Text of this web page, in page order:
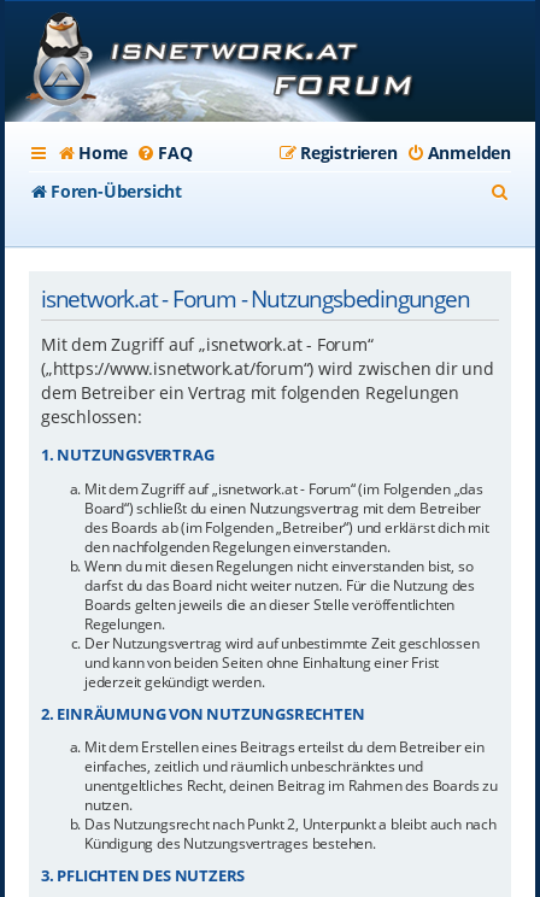
Home FAQ Anmelden
Registrieren
Foren-Übersicht
isnetwork.at - Forum - Nutzungsbedingungen
Mit dem Zugriff auf „isnetwork.at - Forum“
(„https://www.isnetwork.at/forum“) wird zwischen dir und
dem Betreiber ein Vertrag mit folgenden Regelungen
geschlossen:
1. NUTZUNGSVERTRAG
Mit dem Zugriff auf „isnetwork.at - Forum“ (im Folgenden „das
Board“) schließt du einen Nutzungsvertrag mit dem Betreiber
des Boards ab (im Folgenden „Betreiber“) und erklärst dich mit
den nachfolgenden Regelungen einverstanden.
Wenn du mit diesen Regelungen nicht einverstanden bist, so
darfst du das Board nicht weiter nutzen. Für die Nutzung des
Boards gelten jeweils die an dieser Stelle veröffentlichten
Regelungen.
Der Nutzungsvertrag wird auf unbestimmte Zeit geschlossen
und kann von beiden Seiten ohne Einhaltung einer Frist
jederzeit gekündigt werden.
2. EINRÄUMUNG VON NUTZUNGSRECHTEN
Mit dem Erstellen eines Beitrags erteilst du dem Betreiber ein
einfaches, zeitlich und räumlich unbeschränktes und
unentgeltliches Recht, deinen Beitrag im Rahmen des Boards zu
nutzen.
Das Nutzungsrecht nach Punkt 2, Unterpunkt a bleibt auch nach
Kündigung des Nutzungsvertrages bestehen.
3. PFLICHTEN DES NUTZERS